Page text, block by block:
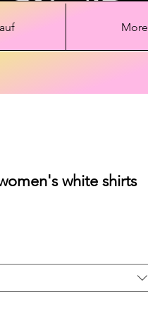
More
white shirts